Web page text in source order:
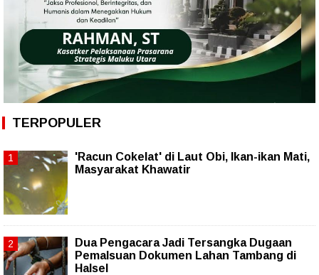
TERPOPULER
'Racun Cokelat' di Laut Obi, Ikan-ikan Mati,
Masyarakat Khawatir
Dua Pengacara Jadi Tersangka Dugaan
Pemalsuan Dokumen Lahan Tambang di
Halsel